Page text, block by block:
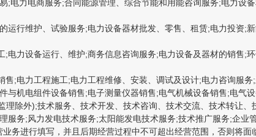
力电商服务;合同能源管理、综合节能和用能咨询服务;电力设备
行维护、试验服务;电力设备器材批发、零售、租赁;电力投资;
力设备运行、维护;商务信息咨询服务;电力设备及器材的销售;环
电力工程施工;电力工程维修、安装、调试及设计;电力咨询服
与机电组件设备销售;电子测量仪器销售;电气机械设备销售;电
理除外);技术服务、技术开发、技术咨询、技术交流、技术转让
服务;风力发电技术服务;太阳能发电技术服务;技术推广服务;企
进行填写，并且后期经营过程中不可超出经营范围，否则将面